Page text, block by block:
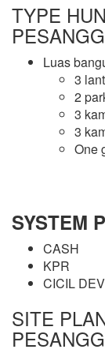
TYPE
Luas
3
2
3
3
One
SYSTEM
CASH
KPR
CICIL
SITE